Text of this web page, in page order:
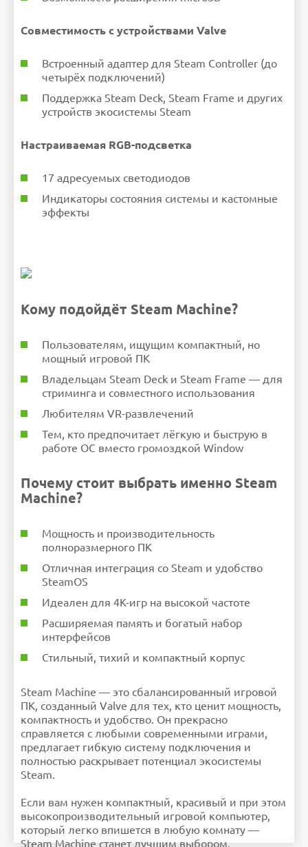
Совместимость с устройствами Valve
Встроенный адаптер для Steam Controller (до
четырёх подключений)
Поддержка Steam Deck, Steam Frame и других
устройств экосистемы Steam
Настраиваемая RGB-подсветка
17 адресуемых светодиодов
Индикаторы состояния системы и кастомные
эффекты
Кому подойдёт Steam Machine?
Пользователям, ищущим компактный, но
мощный игровой ПК
Владельцам Steam Deck и Steam Frame — для
стриминга и совместного использования
Любителям VR-развлечений
Тем, кто предпочитает лёгкую и быструю в
работе ОС вместо громоздкой Window
Почему стоит выбрать именно Steam
Machine?
Мощность и производительность
полноразмерного ПК
Отличная интеграция со Steam и удобство
SteamOS
Идеален для 4K-игр на высокой частоте
Расширяемая память и богатый набор
интерфейсов
Стильный, тихий и компактный корпус
Steam Machine — это сбалансированный игровой
ПК, созданный Valve для тех, кто ценит мощность,
компактность и удобство. Он прекрасно
справляется с любыми современными играми,
предлагает гибкую систему подключения и
полностью раскрывает потенциал экосистемы
Steam.
Если вам нужен компактный, красивый и при этом
высокопроизводительный игровой компьютер,
который легко впишется в любую комнату —
Steam Machine станет лучшим выбором.